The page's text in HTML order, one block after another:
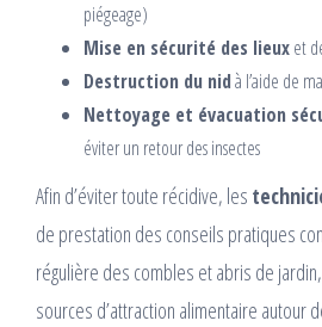
piégeage)
Mise en sécurité des lieuxet
Destruction du nidà l’aide de
Nettoyage et évacuation
éviter un retour des insectes
Afin d’éviter toute récidive, les
de prestation des conseils pratiques
régulière des combles et abris de
sources d’attraction alimentaire autour